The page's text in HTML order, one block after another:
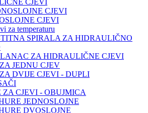
CJEVI
CJEVI
CJEVI
za temperaturu
SPIRALA ZA HIDRAULIČNO
ZA HIDRAULIČNE CJEVI
JEDNU CJEV
DVIJE CJEVI - DUPLI
ZA CJEVI - OBUJMICA
JEDNOSLOJNE
DVOSLOJNE